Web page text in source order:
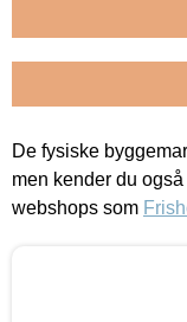
De fysiske
men kender du
webshops som